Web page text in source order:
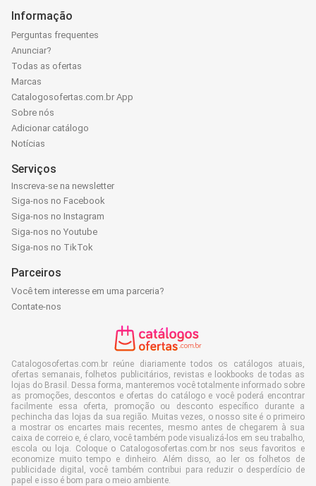
Informação
Perguntas frequentes
Anunciar?
Todas as ofertas
Marcas
Catalogosofertas.com.br App
Sobre nós
Adicionar catálogo
Notícias
Serviços
Inscreva-se na newsletter
Siga-nos no Facebook
Siga-nos no Instagram
Siga-nos no Youtube
Siga-nos no TikTok
Parceiros
Você tem interesse em uma parceria?
Contate-nos
Catalogosofertas.com.br reúne diariamente todos os catálogos atuais,
ofertas semanais, folhetos publicitários, revistas e lookbooks de todas as
lojas do Brasil. Dessa forma, manteremos você totalmente informado sobre
as promoções, descontos e ofertas do catálogo e você poderá encontrar
facilmente essa oferta, promoção ou desconto específico durante a
pechincha das lojas da sua região. Muitas vezes, o nosso site é o primeiro
a mostrar os encartes mais recentes, mesmo antes de chegarem à sua
caixa de correio e, é claro, você também pode visualizá-los em seu trabalho,
escola ou loja. Coloque o Catalogosofertas.com.br nos seus favoritos e
economize muito tempo e dinheiro. Além disso, ao ler os folhetos de
publicidade digital, você também contribui para reduzir o desperdício de
papel e isso é bom para o meio ambiente.